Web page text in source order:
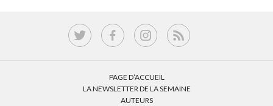
PAGE D’ACCUEIL
LA NEWSLETTER DE LA SEMAINE
AUTEURS